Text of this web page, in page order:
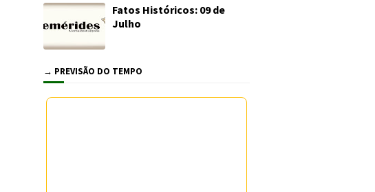
Fatos Históricos: 09 de
Julho
→ PREVISÃO DO TEMPO